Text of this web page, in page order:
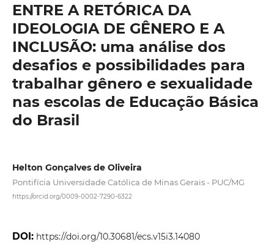
ENTRE A RETÓRICA DA
IDEOLOGIA DE GÊNERO E A
INCLUSÃO: uma análise dos
desafios e possibilidades para
trabalhar gênero e sexualidade
nas escolas de Educação Básica
do Brasil
Helton Gonçalves de Oliveira
Pontifícia Universidade Católica de Minas Gerais - PUC/MG
https://orcid.org/0009-0002-7290-6322
DOI: https://doi.org/10.30681/ecs.v15i3.14080